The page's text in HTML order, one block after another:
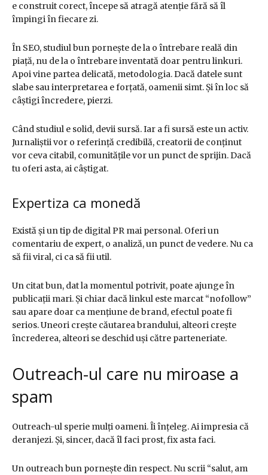
e construit corect, începe să atragă atenție fără să îl
împingi în fiecare zi.
În SEO, studiul bun pornește de la o întrebare reală din
piață, nu de la o întrebare inventată doar pentru linkuri.
Apoi vine partea delicată, metodologia. Dacă datele sunt
slabe sau interpretarea e forțată, oamenii simt. Și în loc să
câștigi încredere, pierzi.
Când studiul e solid, devii sursă. Iar a fi sursă este un activ.
Jurnaliștii vor o referință credibilă, creatorii de conținut
vor ceva citabil, comunitățile vor un punct de sprijin. Dacă
tu oferi asta, ai câștigat.
Expertiza ca monedă
Există și un tip de digital PR mai personal. Oferi un
comentariu de expert, o analiză, un punct de vedere. Nu ca
să fii viral, ci ca să fii util.
Un citat bun, dat la momentul potrivit, poate ajunge în
publicații mari. Și chiar dacă linkul este marcat “nofollow”
sau apare doar ca mențiune de brand, efectul poate fi
serios. Uneori crește căutarea brandului, alteori crește
încrederea, alteori se deschid uși către parteneriate.
Outreach-ul care nu miroase a
spam
Outreach-ul sperie mulți oameni. Îi înțeleg. Ai impresia că
deranjezi. Și, sincer, dacă îl faci prost, fix asta faci.
Un outreach bun pornește din respect. Nu scrii “salut, am